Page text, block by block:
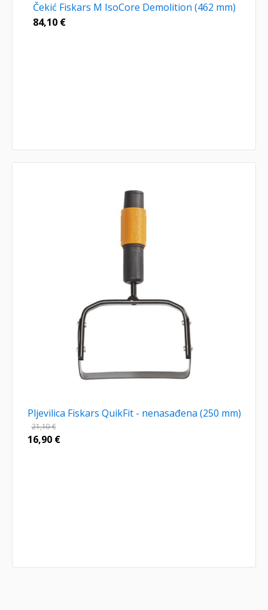
Čekić Fiskars M IsoCore Demolition (462 mm)
84,10 €
Pljevilica Fiskars QuikFit - nenasađena (250 mm)
21,10€
16,90 €